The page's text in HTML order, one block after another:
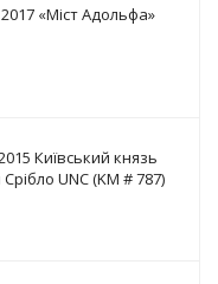
«Міст Адольфа»
Київський князь
UNC (KM # 787)